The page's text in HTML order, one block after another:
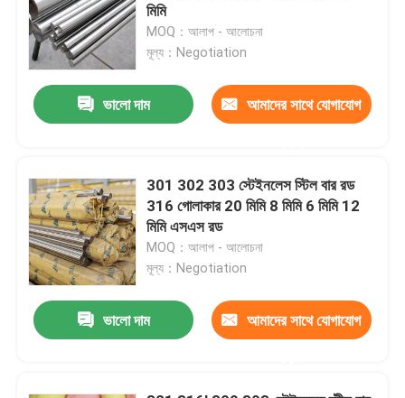
মিমি
MOQ：আলাপ - আলোচনা
মূল্য：Negotiation
ভালো দাম আমাদের সাথে যোগাযোগ
301 302 303 স্টেইনলেস স্টিল বার রড
316 গোলাকার 20 মিমি 8 মিমি 6 মিমি 12
মিমি এসএস রড
MOQ：আলাপ - আলোচনা
মূল্য：Negotiation
ভালো দাম আমাদের সাথে যোগাযোগ